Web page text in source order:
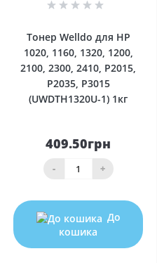
Тонер Welldo для HP
1020, 1160, 1320, 1200,
2100, 2300, 2410, P2015,
P2035, P3015
(UWDTH1320U-1) 1кг
409.50грн
- +
До
кошика